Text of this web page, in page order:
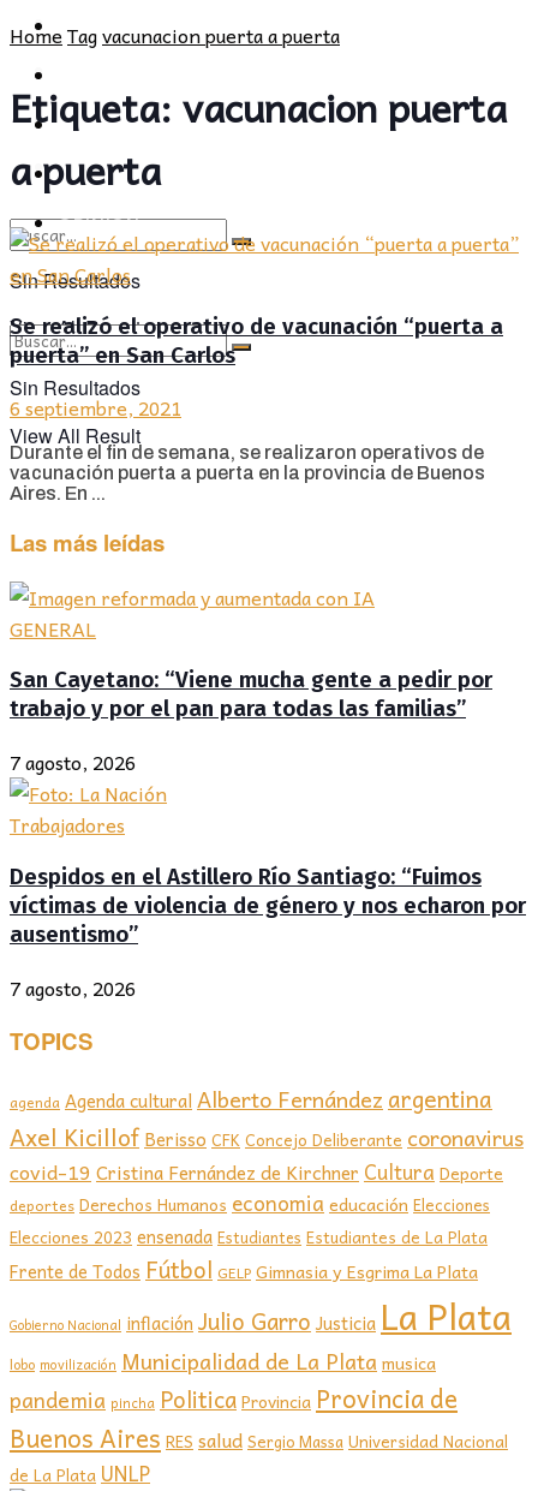
CULTURA
OPINIÓN
Sin Resultados
View All Result
PROVINCIA
SOCIEDAD
CULTURA
OPINIÓN
Sin Resultados
View All Result
HomeTagvacunacion puerta a puerta
Etiqueta:vacunacion puerta
a puerta
Se realizó el operativo de vacunación “puerta a
puerta” en San Carlos
6 septiembre, 2021
Durante el fin de semana, se realizaron operativos de
vacunación puerta a puerta en la provincia de Buenos
Aires. En ...
Las más leídas
GENERAL
San Cayetano: “Viene mucha gente a pedir por
trabajo y por el pan para todas las familias”
7 agosto, 2026
Trabajadores
Despidos en el Astillero Río Santiago: “Fuimos
víctimas de violencia de género y nos echaron por
ausentismo”
7 agosto, 2026
TOPICS
agenda Agenda culturalAlberto Fernández argentina
Axel Kicillof Berisso CFKConcejo Deliberante coronavirus
covid-19 Cristina Fernández de Kirchner Cultura Deporte
deportes Derechos Humanos economia educación Elecciones
Elecciones 2023 ensenada Estudiantes Estudiantes de La Plata
Frente de Todos Fútbol GELP Gimnasia y Esgrima La Plata
Gobierno Nacional inflación Julio Garro Justicia La Plata
lobo movilización Municipalidad de La Plata musica
pandemia pincha PoliticaProvincia Provincia de
Buenos Aires RES saludSergio MassaUniversidad Nacional
de La Plata UNLP